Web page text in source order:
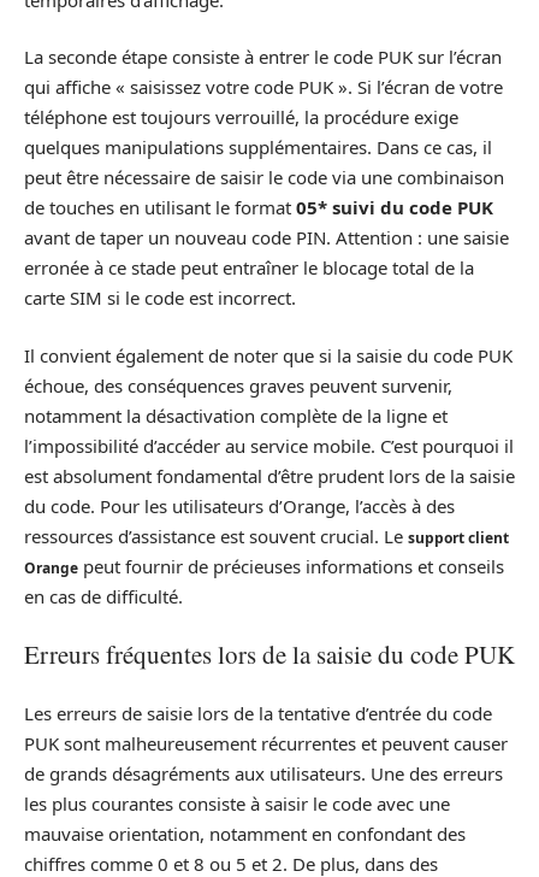
La seconde étape consiste à entrer le code PUK sur l’écran
qui affiche « saisissez votre code PUK ». Si l’écran de votre
téléphone est toujours verrouillé, la procédure exige
quelques manipulations supplémentaires. Dans ce cas, il
peut être nécessaire de saisir le code via une combinaison
de touches en utilisant le format 05* suivi du code PUK
avant de taper un nouveau code PIN. Attention : une saisie
erronée à ce stade peut entraîner le blocage total de la
carte SIM si le code est incorrect.
Il convient également de noter que si la saisie du code PUK
échoue, des conséquences graves peuvent survenir,
notamment la désactivation complète de la ligne et
l’impossibilité d’accéder au service mobile. C’est pourquoi il
est absolument fondamental d’être prudent lors de la saisie
du code. Pour les utilisateurs d’Orange, l’accès à des
ressources d’assistance est souvent crucial. Le support client
Orange peut fournir de précieuses informations et conseils
en cas de difficulté.
Erreurs fréquentes lors de la saisie du code PUK
Les erreurs de saisie lors de la tentative d’entrée du code
PUK sont malheureusement récurrentes et peuvent causer
de grands désagréments aux utilisateurs. Une des erreurs
les plus courantes consiste à saisir le code avec une
mauvaise orientation, notamment en confondant des
chiffres comme 0 et 8 ou 5 et 2. De plus, dans des